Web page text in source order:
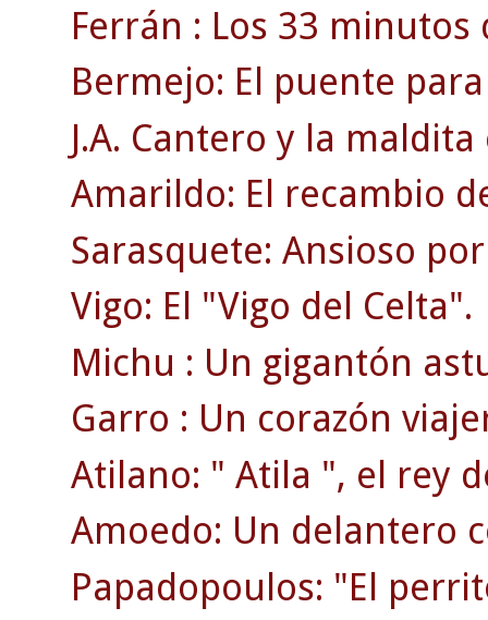
Ferrán : Los 33 minutos
Bermejo: El puente
J.A. Cantero y la maldita
Amarildo: El recambio
Sarasquete: Ansioso
Vigo: El "Vigo del Celta".
Michu : Un gigantón
Garro : Un corazón
Atilano: " Atila ", el rey
Amoedo: Un delantero
Papadopoulos: "El